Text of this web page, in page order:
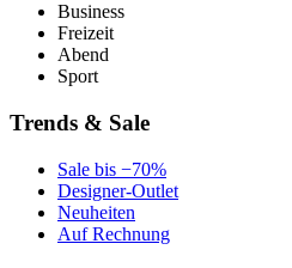
Business
Freizeit
Abend
Sport
Trends & Sale
Sale bis −70%
Designer-Outlet
Neuheiten
Auf Rechnung